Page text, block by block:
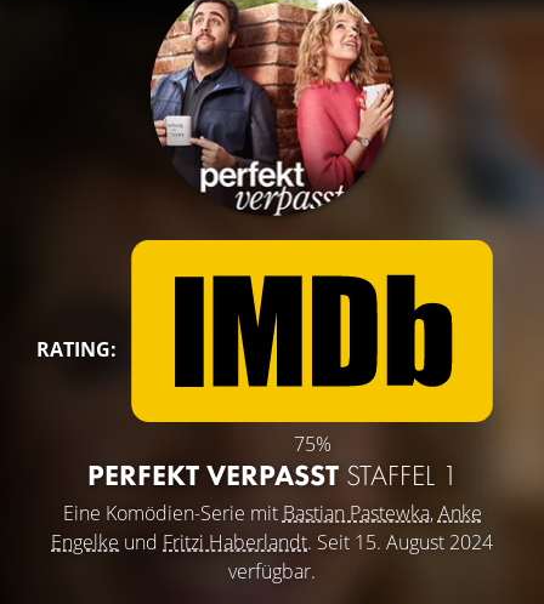
RATING:
75%
PERFEKT VERPASST STAFFEL 1
Eine Komödien-Serie mit Bastian Pastewka,Anke
Engelke und Fritzi Haberlandt. Seit 15. August 2024
verfügbar.